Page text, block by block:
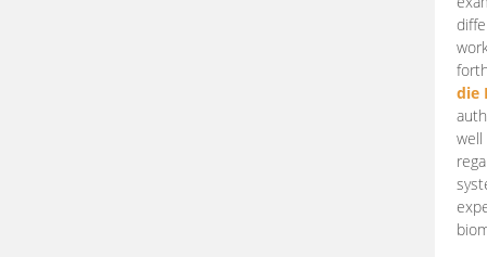
die
well